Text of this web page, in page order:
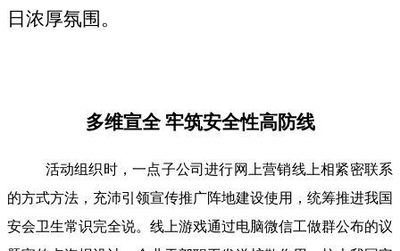
日浓厚氛围。
多维宣全 牢筑安全性高防线
活动组织时，一点子公司进行网上营销线上相紧密联系
的方式方法，充沛引领宣传推广阵地建设使用，统筹推进我国
安会卫生常识完全说。线上游戏通过电脑微信工做群公布的议